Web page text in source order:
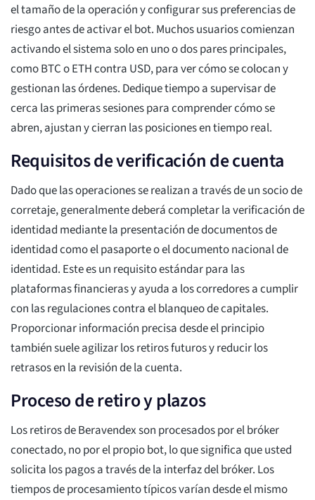
el tamaño de la operación y configurar sus preferencias de
riesgo antes de activar el bot. Muchos usuarios comienzan
activando el sistema solo en uno o dos pares principales,
como BTC o ETH contra USD, para ver cómo se colocan y
gestionan las órdenes. Dedique tiempo a supervisar de
cerca las primeras sesiones para comprender cómo se
abren, ajustan y cierran las posiciones en tiempo real.
Requisitos de verificación de cuenta
Dado que las operaciones se realizan a través de un socio de
corretaje, generalmente deberá completar la verificación de
identidad mediante la presentación de documentos de
identidad como el pasaporte o el documento nacional de
identidad. Este es un requisito estándar para las
plataformas financieras y ayuda a los corredores a cumplir
con las regulaciones contra el blanqueo de capitales.
Proporcionar información precisa desde el principio
también suele agilizar los retiros futuros y reducir los
retrasos en la revisión de la cuenta.
Proceso de retiro y plazos
Los retiros de Beravendex son procesados por el bróker
conectado, no por el propio bot, lo que significa que usted
solicita los pagos a través de la interfaz del bróker. Los
tiempos de procesamiento típicos varían desde el mismo